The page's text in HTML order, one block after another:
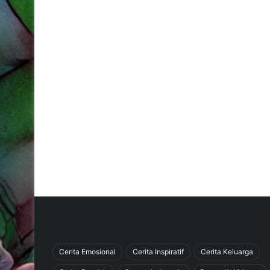
Cerita Emosional Cerita Inspiratif Cerita Keluarga